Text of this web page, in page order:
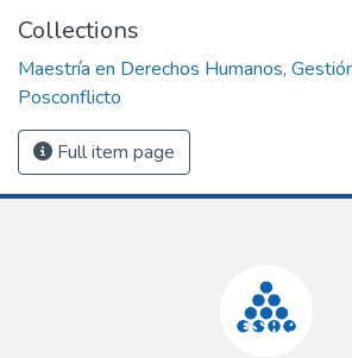
Collections
Maestría en Derechos Humanos,
Posconflicto
Full item page